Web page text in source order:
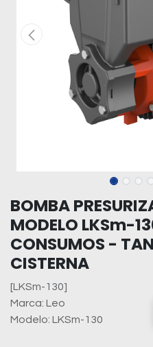
BOMBA
MODELO LKSm-
CONSUMOS -
CISTERNA
[LKSm-130]
Marca: Leo
Modelo: LKSm-130